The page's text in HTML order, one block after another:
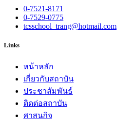
0-7521-8171
0-7529-0775
tcsschool_trang@hotmail.com
Links
หน้าหลัก
เกี่ยวกับสถาบัน
ประชาสัมพันธ์
ติดต่อสถาบัน
ศาสนกิจ